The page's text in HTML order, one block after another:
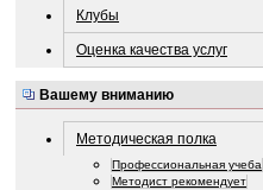
Клубы
Оценка качества услуг
Вашему вниманию
Методическая полка
Профессиональная учеба
Методист рекомендует